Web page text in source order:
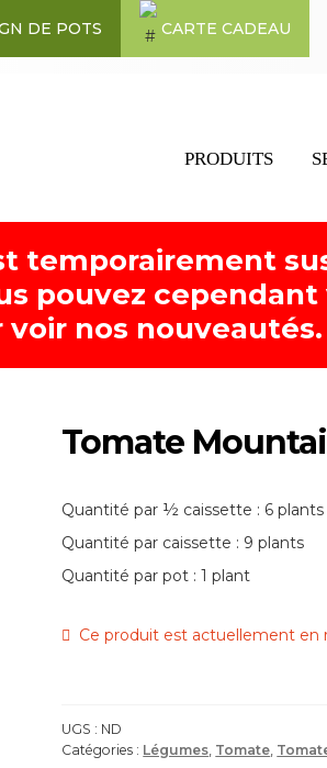
DE POTS CARTE CADEAU
PRODUITS
temporairement
pouvez
voir nos nouveautés.
Tomate
Quantité par ½ caissette : 6 plants
Quantité par caissette : 9 plants
Quantité par pot : 1 plant
Ce produit est actuellement en
UGS : ND
Catégories : Légumes Tomate